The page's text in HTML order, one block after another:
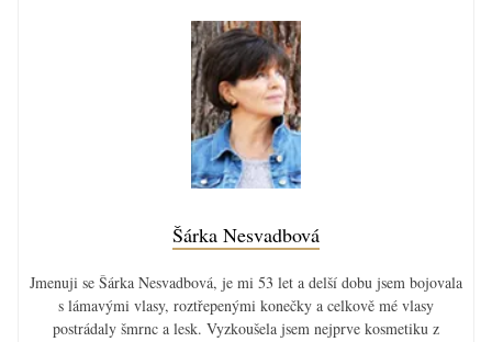
Šárka Nesvadbová
Jmenuji se Šárka Nesvadbová, je mi 53 let a delší dobu jsem bojovala
s lámavými vlasy, roztřepenými konečky a celkově mé vlasy
postrádaly šmrnc a lesk. Vyzkoušela jsem nejprve kosmetiku z